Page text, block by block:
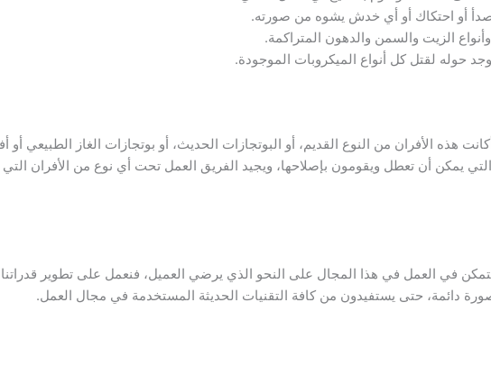
صدأ أو احتكاك أو أي خدش يشوه من صورته.
الزيت والسمن والدهون المتراكمة.
حوله لقتل كل أنواع الميكروبات الموجودة.
هذه الأفران من النوع القديم، أو البوتجازات الحديث، أو بوتجازات الغاز الطبيعي أو
التي يمكن أن تعطل ويقومون بإصلاحها، ويجيد الفريق العمل تحت أي نوع من الأفران
في العمل في هذا المجال على النحو الذي يرضي العميل، فنعمل على تطوير
دائمة، حتى يستفيدون من كافة التقنيات الحديثة المستخدمة في مجال العمل.